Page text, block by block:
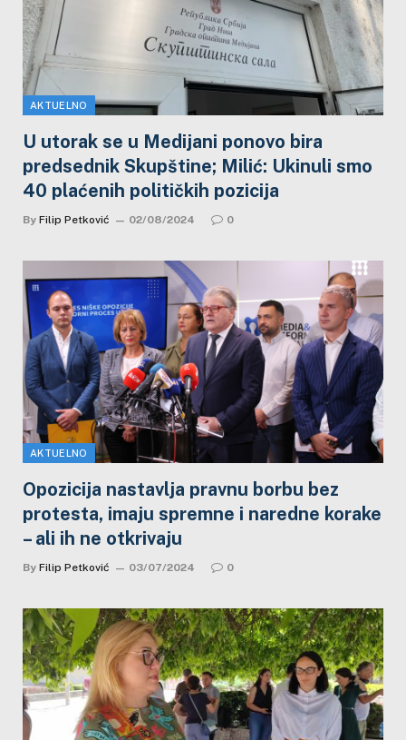
AKTUELNO
U utorak se u Medijani ponovo bira
predsednik Skupštine; Milić: Ukinuli smo
40 plaćenih političkih pozicija
By Filip Petković 02/08/2024 0
AKTUELNO
Opozicija nastavlja pravnu borbu bez
protesta, imaju spremne i naredne korake
– ali ih ne otkrivaju
By Filip Petković 03/07/2024 0